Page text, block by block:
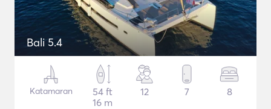
Bali 5.4
Katamaran
54 ft
16 m
12 7 8